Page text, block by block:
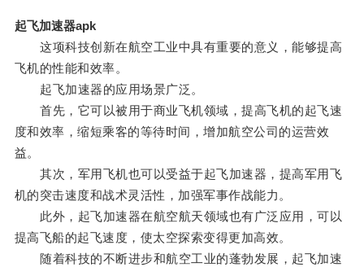
起飞加速器apk
这项科技创新在航空工业中具有重要的意义，能够提高
飞机的性能和效率。
起飞加速器的应用场景广泛。
首先，它可以被用于商业飞机领域，提高飞机的起飞速
度和效率，缩短乘客的等待时间，增加航空公司的运营效
益。
其次，军用飞机也可以受益于起飞加速器，提高军用飞
机的突击速度和战术灵活性，加强军事作战能力。
此外，起飞加速器在航空航天领域也有广泛应用，可以
提高飞船的起飞速度，使太空探索变得更加高效。
随着科技的不断进步和航空工业的蓬勃发展，起飞加速